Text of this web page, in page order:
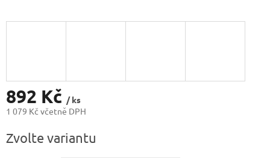
892 Kč / ks
1 079 Kč včetně DPH
cena:
Zvolte variantu